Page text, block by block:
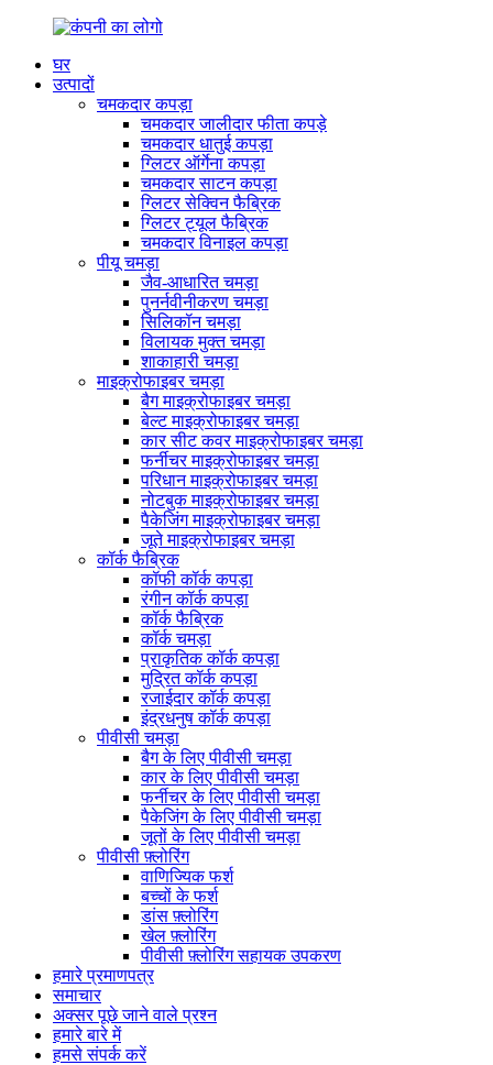
घर
उत्पादों
चमकदार कपड़ा
चमकदार जालीदार फीता कपड़े
चमकदार धातुई कपड़ा
ग्लिटर ऑर्गेना कपड़ा
चमकदार साटन कपड़ा
ग्लिटर सेक्विन फैब्रिक
ग्लिटर ट्यूल फैब्रिक
चमकदार विनाइल कपड़ा
पीयू चमड़ा
जैव-आधारित चमड़ा
पुनर्नवीनीकरण चमड़ा
सिलिकॉन चमड़ा
विलायक मुक्त चमड़ा
शाकाहारी चमड़ा
माइक्रोफाइबर चमड़ा
बैग माइक्रोफाइबर चमड़ा
बेल्ट माइक्रोफाइबर चमड़ा
कार सीट कवर माइक्रोफाइबर चमड़ा
फर्नीचर माइक्रोफाइबर चमड़ा
परिधान माइक्रोफाइबर चमड़ा
नोटबुक माइक्रोफाइबर चमड़ा
पैकेजिंग माइक्रोफाइबर चमड़ा
जूते माइक्रोफाइबर चमड़ा
कॉर्क फैब्रिक
कॉफी कॉर्क कपड़ा
रंगीन कॉर्क कपड़ा
कॉर्क फैब्रिक
कॉर्क चमड़ा
प्राकृतिक कॉर्क कपड़ा
मुद्रित कॉर्क कपड़ा
रजाईदार कॉर्क कपड़ा
इंद्रधनुष कॉर्क कपड़ा
पीवीसी चमड़ा
बैग के लिए पीवीसी चमड़ा
कार के लिए पीवीसी चमड़ा
फर्नीचर के लिए पीवीसी चमड़ा
पैकेजिंग के लिए पीवीसी चमड़ा
जूतों के लिए पीवीसी चमड़ा
पीवीसी फ़्लोरिंग
वाणिज्यिक फर्श
बच्चों के फर्श
डांस फ़्लोरिंग
खेल फ़्लोरिंग
पीवीसी फ़्लोरिंग सहायक उपकरण
हमारे प्रमाणपत्र
समाचार
अक्सर पूछे जाने वाले प्रश्न
हमारे बारे में
हमसे संपर्क करें